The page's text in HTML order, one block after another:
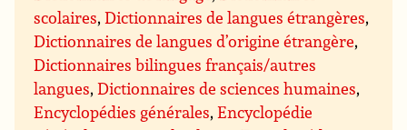
scolaires,Dictionnaires de langues étrangères,
Dictionnaires de langues d’origine étrangère,
Dictionnaires bilingues français/autres
langues,Dictionnaires de sciences humaines,
Encyclopédies générales,Encyclopédie